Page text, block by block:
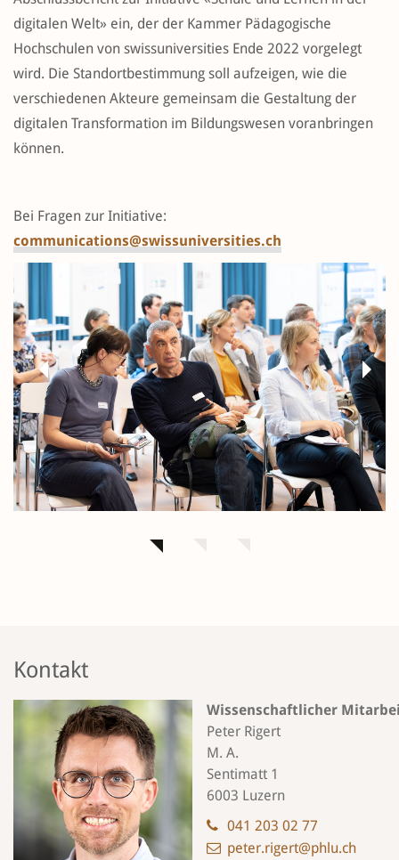
digitalen Welt» ein, der der Kammer Pädagogische
Hochschulen von swissuniversities Ende 2022 vorgelegt
wird. Die Standortbestimmung soll aufzeigen, wie die
verschiedenen Akteure gemeinsam die Gestaltung der
digitalen Transformation im Bildungswesen voranbringen
können.
Bei Fragen zur Initiative:
communications@swissuniversities.ch
Previous Next
Kontakt
Wissenschaftlicher
Peter Rigert
M. A.
Sentimatt 1
6003 Luzern
041 203 02 77
peter.rigert@phlu.ch